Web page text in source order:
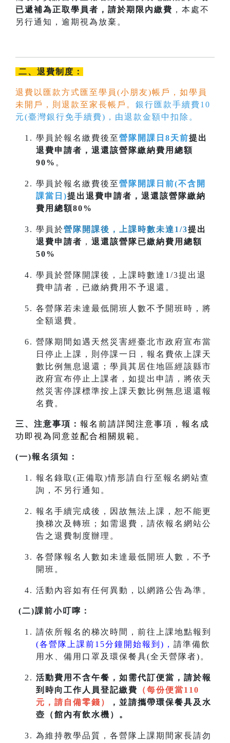
已遞補為正取學員者，請於期限內繳費 ，本處不
另行通知，逾期視為放棄。
二、退費制度：
退費以匯款方式匯至學員(小朋友)帳戶，如學員
未開戶，則退款至家長帳戶。 銀行匯款手續費10
元(臺灣銀行免手續費)，由退款金額中扣除。
學員於報名繳費後至營隊開課日8天前提出
退費申請者，退還該營隊繳納費用總額
90% 。
學員於報名繳費後至營隊開課日前(不含開
課當日)提出退費申請者，退還該營隊繳納
費用總額80%
學員於營隊開課後，上課時數未達1/3提出
退費申請者 ， 退還該營隊已繳納費用總額
50%
學員於營隊開課後，上課時數達1/3提出退
費申請者，已繳納費用不予退還。
各營隊若未達最低開班人數不予開班時，將
全額退費。
營隊期間如遇天然災害經臺北市政府宣布當
日停止上課，則停課一日，報名費依上課天
數比例無息退還；學員其居住地區經該縣市
政府宣布停止上課者，如提出申請，將依天
然災害停課標準按上課天數比例無息退還報
名費。
三、注意事項： 報名前請詳閱注意事項，報名成
功即視為同意並配合相關規範。
(一)報名須知：
報名錄取(正備取)情形請自行至報名網站查
詢，不另行通知。
報名手續完成後，因故無法上課，恕不能更
換梯次及轉班；如需退費，請依報名網站公
告之退費制度辦理。
各營隊報名人數如未達最低開班人數，不予
開班。
活動內容如有任何異動，以網路公告為準。
(二)課前小叮嚀：
請依所報名的梯次時間，前往上課地點報到
(各營隊上課前15分鐘開始報到)， 請準備飲
用水、備用口罩及環保餐具(全天營隊者)。
活動費用不含午餐，如需代訂便當，請於報
到時向工作人員登記繳費
（每份便當110
元，請自備零錢）
，並請攜帶環保餐具及水
壺（館內有飲水機）。
為維持教學品質，各營隊上課期間家長請勿